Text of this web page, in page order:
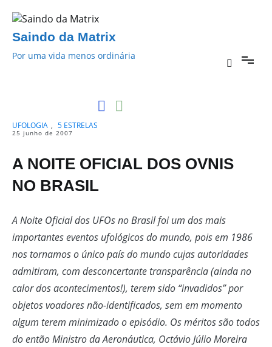
para
Saindo da Matrix
Por uma vida menos ordinária
UFOLOGIA , 5 ESTRELAS
25 junho de 2007
A NOITE OFICIAL DOS OVNIS
NO BRASIL
A Noite Oficial dos UFOs no Brasil foi um dos mais
importantes eventos ufológicos do mundo, pois em 1986
nos tornamos o único país do mundo cujas autoridades
admitiram, com desconcertante transparência (ainda no
calor dos acontecimentos!), terem sido “invadidos” por
objetos voadores não-identificados, sem em momento
algum terem minimizado o episódio. Os méritos são todos
do então Ministro da Aeronáutica, Octávio Júlio Moreira